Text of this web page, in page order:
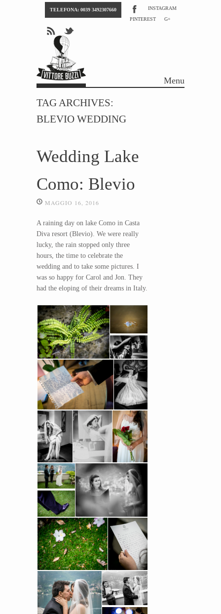
TELEFONA: 0039 3492307660
INSTAGRAM
PINTEREST
G+
Menu
TAG ARCHIVES:
BLEVIO WEDDING
Wedding Lake
Como: Blevio
MAGGIO 16, 2016
A raining day on lake Como in Casta
Diva resort (Blevio). We were really
lucky, the rain stopped only three
hours, the time to celebrate the
wedding and to take some pictures. I
was so happy for Carol and Jon. They
had the eloping of their dreams in Italy.